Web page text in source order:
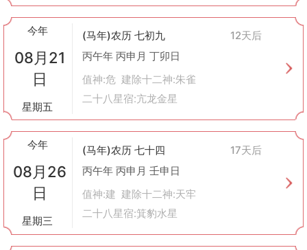
今年
08月21
日
星期五
(马年)农历 七初九
12天后
丙午年 丙申月 丁卯日
值神:危 建除十二神:朱雀
二十八星宿:亢龙金星
今年
08月26
日
星期三
(马年)农历 七十四
17天后
丙午年 丙申月 壬申日
值神:建 建除十二神:天牢
二十八星宿:箕豹水星